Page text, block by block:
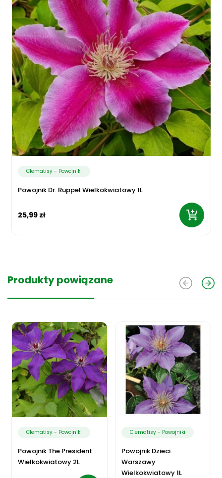
Clematisy - Powojniki
Powojnik Dr. Ruppel Wielkokwiatowy 1L
25,99 zł
Produkty powiązane
Clematisy - Powojniki
Powojnik The President
Wielkokwiatowy 2L
Clematisy - Powojniki
Powojnik Dzieci
Warszawy
Wielkokwiatowy 1L